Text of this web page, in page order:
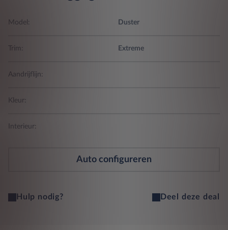
Model: Duster
Trim: Extreme
Aandrijflijn:
Kleur:
Interieur:
Auto configureren
Hulp nodig? Deel deze deal